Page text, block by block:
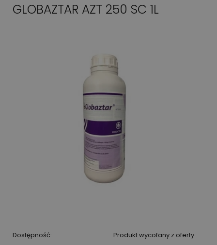
GLOBAZTAR AZT 250 SC 1L
Dostępność: Produkt wycofany z oferty